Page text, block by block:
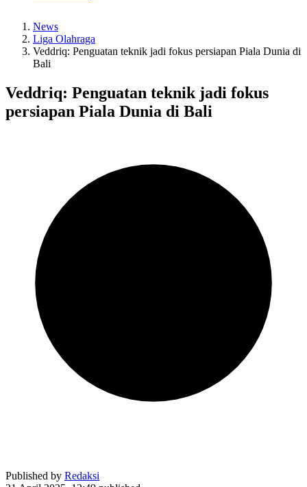
News
Liga Olahraga
Veddriq: Penguatan teknik jadi fokus persiapan Piala Dunia di
Bali
Veddriq: Penguatan teknik jadi fokus
persiapan Piala Dunia di Bali
Published by Redaksi